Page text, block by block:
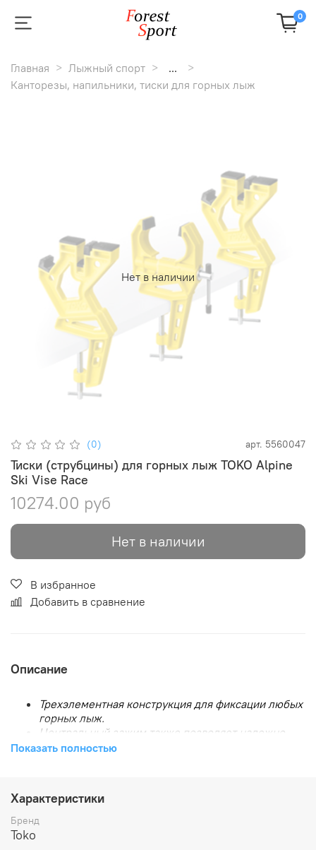
0
Главная Лыжный спорт
...
Канторезы, напильники, тиски для горных лыж
Нет в наличии
(0) арт. 5560047
Тиски (струбцины) для горных лыж TOKO Alpine
Ski Vise Race
10274.00 руб
Нет в наличии
В избранное
Добавить в сравнение
Описание
Трехэлементная конструкция для фиксации любых
горных лыж.
Центральный зажим также позволяет надежно
удерживать особенно широкие лыжи для
В комплекте – 2 фиксатора скистопов.
Показать полностью
Характеристики
Бренд
Toko